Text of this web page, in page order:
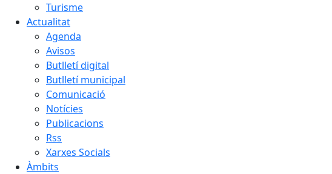
Turisme
Actualitat
Agenda
Avisos
Butlletí digital
Butlletí municipal
Comunicació
Notícies
Publicacions
Rss
Xarxes Socials
Àmbits